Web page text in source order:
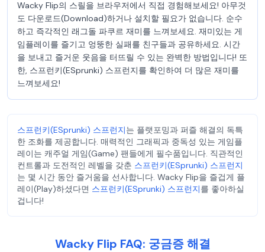
Wacky Flip의 스릴을 브라우저에서 직접 경험해보세요! 아무것
도 다운로드(Download)하거나 설치할 필요가 없습니다. 순수
하고 즉각적인 래그돌 파쿠르 재미를 느껴보세요. 재미있는 게
임플레이를 즐기고 엉뚱한 실패를 친구들과 공유하세요. 시간
을 보내고 즐거운 웃음을 터뜨릴 수 있는 완벽한 방법입니다! 또
한, 스프런키(ESprunki) 스프런지를 확인하여 더 많은 재미를
느껴보세요!
스프런키(ESprunki) 스프런지는 플랫포밍과 퍼즐 해결의 독특
한 조화를 제공합니다. 매력적인 그래픽과 중독성 있는 게임플
레이는 캐주얼 게임(Game) 팬들에게 필수품입니다. 직관적인
컨트롤과 도전적인 레벨을 갖춘 스프런키(ESprunki) 스프런지
는 몇 시간 동안 즐거움을 선사합니다. Wacky Flip을 즐겁게 플
레이(Play)하셨다면 스프런키(ESprunki) 스프런지를 좋아하실
겁니다!
Wacky Flip FAQ: 궁금증 해결